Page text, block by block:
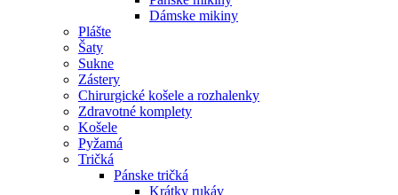
Dámske mikiny
Plášte
Šaty
Sukne
Zástery
Chirurgické košele a rozhalenky
Zdravotné komplety
Košele
Pyžamá
Tričká
Pánske tričká
Krátky rukáv